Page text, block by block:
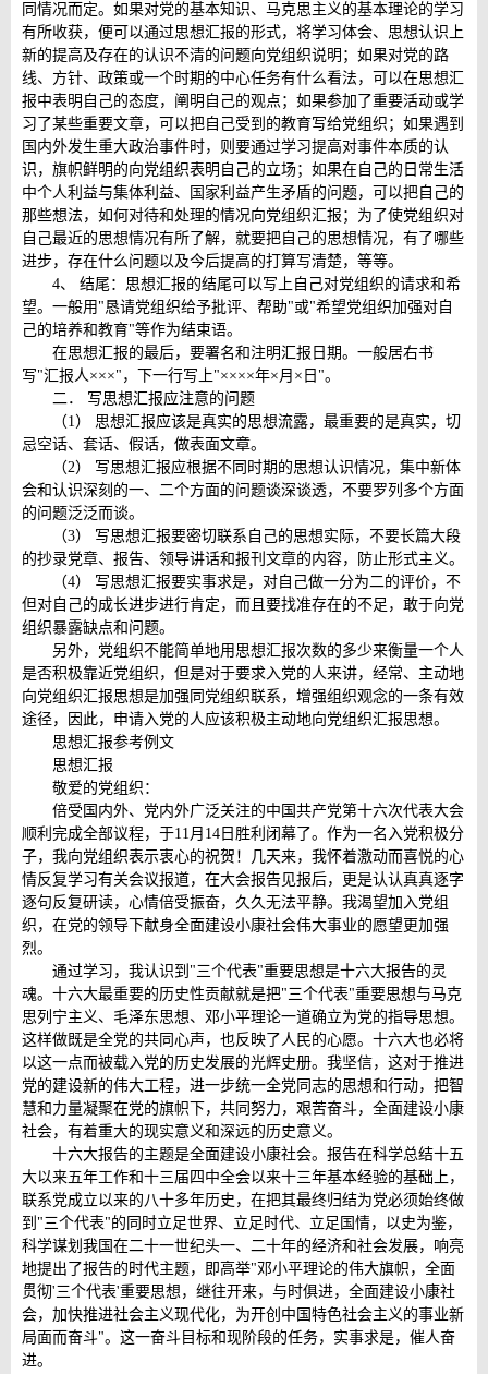
同情况而定。如果对党的基本知识、马克思主义的基本理论的学习
有所收获，便可以通过思想汇报的形式，将学习体会、思想认识上
新的提高及存在的认识不清的问题向党组织说明；如果对党的路
线、方针、政策或一个时期的中心任务有什么看法，可以在思想汇
报中表明自己的态度，阐明自己的观点；如果参加了重要活动或学
习了某些重要文章，可以把自己受到的教育写给党组织；如果遇到
国内外发生重大政治事件时，则要通过学习提高对事件本质的认
识，旗帜鲜明的向党组织表明自己的立场；如果在自己的日常生活
中个人利益与集体利益、国家利益产生矛盾的问题，可以把自己的
那些想法，如何对待和处理的情况向党组织汇报；为了使党组织对
自己最近的思想情况有所了解，就要把自己的思想情况，有了哪些
进步，存在什么问题以及今后提高的打算写清楚，等等。
4、 结尾：思想汇报的结尾可以写上自己对党组织的请求和希
望。一般用"恳请党组织给予批评、帮助"或"希望党组织加强对自
己的培养和教育"等作为结束语。
在思想汇报的最后，要署名和注明汇报日期。一般居右书
写"汇报人×××"，下一行写上"××××年×月×日"。
二． 写思想汇报应注意的问题
（1） 思想汇报应该是真实的思想流露，最重要的是真实，切
忌空话、套话、假话，做表面文章。
（2） 写思想汇报应根据不同时期的思想认识情况，集中新体
会和认识深刻的一、二个方面的问题谈深谈透，不要罗列多个方面
的问题泛泛而谈。
（3） 写思想汇报要密切联系自己的思想实际，不要长篇大段
的抄录党章、报告、领导讲话和报刊文章的内容，防止形式主义。
（4） 写思想汇报要实事求是，对自己做一分为二的评价，不
但对自己的成长进步进行肯定，而且要找准存在的不足，敢于向党
组织暴露缺点和问题。
另外，党组织不能简单地用思想汇报次数的多少来衡量一个人
是否积极靠近党组织，但是对于要求入党的人来讲，经常、主动地
向党组织汇报思想是加强同党组织联系，增强组织观念的一条有效
途径，因此，申请入党的人应该积极主动地向党组织汇报思想。
思想汇报参考例文
思想汇报
敬爱的党组织：
倍受国内外、党内外广泛关注的中国共产党第十六次代表大会
顺利完成全部议程，于11月14日胜利闭幕了。作为一名入党积极分
子，我向党组织表示衷心的祝贺！几天来，我怀着激动而喜悦的心
情反复学习有关会议报道，在大会报告见报后，更是认认真真逐字
逐句反复研读，心情倍受振奋，久久无法平静。我渴望加入党组
织，在党的领导下献身全面建设小康社会伟大事业的愿望更加强
烈。
通过学习，我认识到"三个代表"重要思想是十六大报告的灵
魂。十六大最重要的历史性贡献就是把"三个代表"重要思想与马克
思列宁主义、毛泽东思想、邓小平理论一道确立为党的指导思想。
这样做既是全党的共同心声，也反映了人民的心愿。十六大也必将
以这一点而被载入党的历史发展的光辉史册。我坚信，这对于推进
党的建设新的伟大工程，进一步统一全党同志的思想和行动，把智
慧和力量凝聚在党的旗帜下，共同努力，艰苦奋斗，全面建设小康
社会，有着重大的现实意义和深远的历史意义。
十六大报告的主题是全面建设小康社会。报告在科学总结十五
大以来五年工作和十三届四中全会以来十三年基本经验的基础上，
联系党成立以来的八十多年历史，在把其最终归结为党必须始终做
到"三个代表"的同时立足世界、立足时代、立足国情，以史为鉴，
科学谋划我国在二十一世纪头一、二十年的经济和社会发展，响亮
地提出了报告的时代主题，即高举"邓小平理论的伟大旗帜，全面
贯彻'三个代表'重要思想，继往开来，与时俱进，全面建设小康社
会，加快推进社会主义现代化，为开创中国特色社会主义的事业新
局面而奋斗"。这一奋斗目标和现阶段的任务，实事求是，催人奋
进。